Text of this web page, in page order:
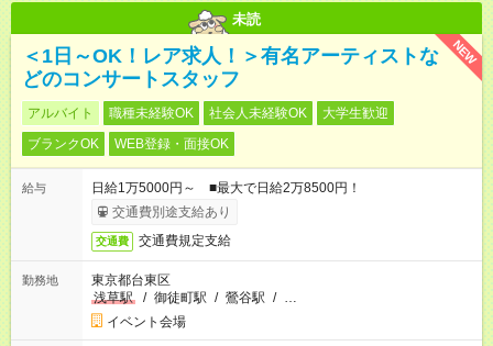
未読
NEW
＜1日～OK！レア求人！＞有名アーティストな
どのコンサートスタッフ
アルバイト 職種未経験OK 社会人未経験OK
大学生歓迎
ブランクOK
WEB登録・面接OK
給与
日給1万5000円～ ■最大で日給2万8500円！
交通費別途支給あり
交通費 交通費規定支給
勤務地
東京都台東区
浅草駅
/ 御徒町駅 / 鶯谷駅 / …
イベント会場